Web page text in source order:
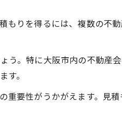
もりを得るには、複数の不
う。特に大阪市内の不動産
。
重要性がうかがえます。見